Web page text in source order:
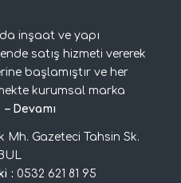
inşaat ve yapı
satış hizmeti vererek
başlamıştır ve her
kurumsal marka
– Devamı
Mh. Gazeteci Tahsin Sk.
: 0532 621 81 95